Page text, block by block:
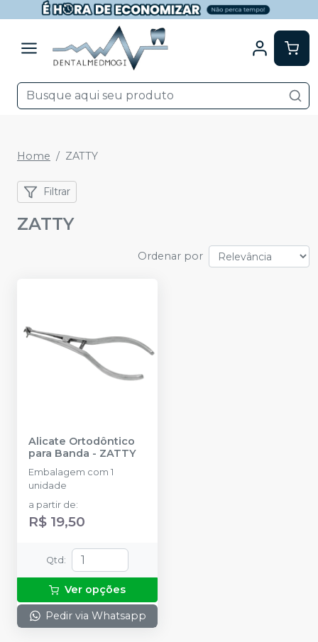
Home ZATTY
Filtrar
ZATTY
Ordenar por
Alicate Ortodôntico
para Banda - ZATTY
Embalagem com 1
unidade
a partir de:
R$ 19,50
Qtd :
Ver opções
Pedir via Whatsapp